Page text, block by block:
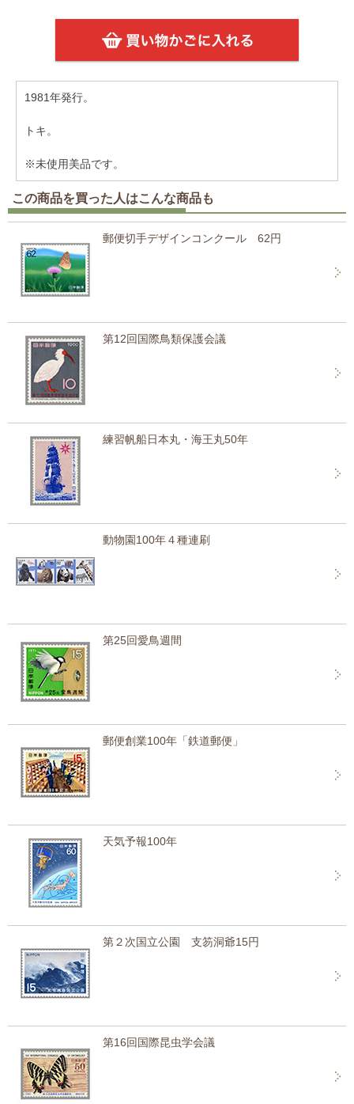
1981年発行。
トキ。
※未使用美品です。
この商品を買った人はこんな商品も
郵便切手デザインコンクール 62円
第12回国際鳥類保護会議
練習帆船日本丸・海王丸50年
動物園100年４種連刷
第25回愛鳥週間
郵便創業100年「鉄道郵便」
天気予報100年
第２次国立公園 支笏洞爺15円
第16回国際昆虫学会議